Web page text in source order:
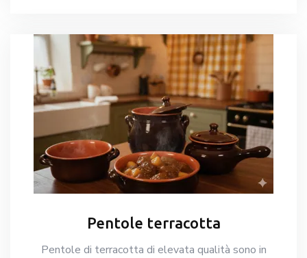
Pentole terracotta
Pentole di terracotta di elevata qualità sono in